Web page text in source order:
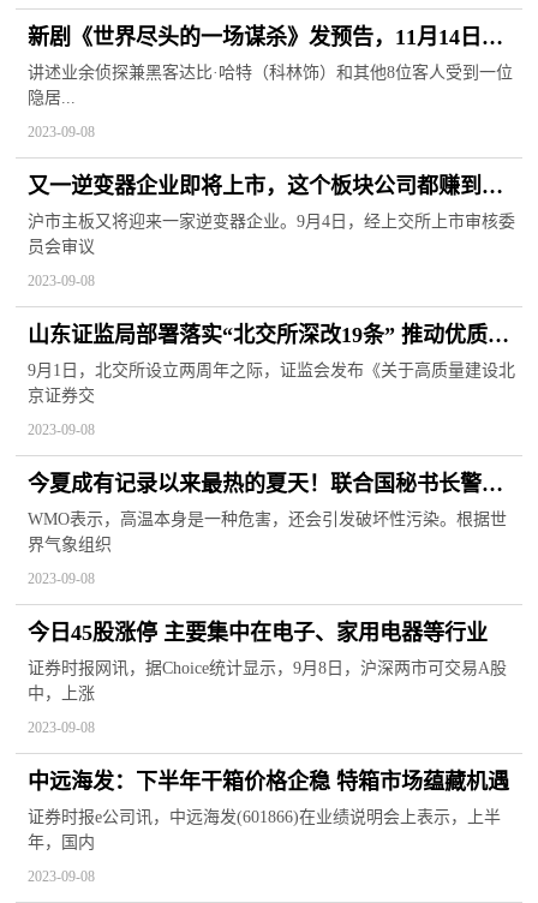
新剧《世界尽头的一场谋杀》发预告，11月14日开
播
讲述业余侦探兼黑客达比·哈特（科林饰）和其他8位客人受到一位
隐居...
2023-09-08
又一逆变器企业即将上市，这个板块公司都赚到钱
了吗？
沪市主板又将迎来一家逆变器企业。9月4日，经上交所上市审核委
员会审议
2023-09-08
山东证监局部署落实“北交所深改19条” 推动优质中
小企业加快“向北”进程
9月1日，北交所设立两周年之际，证监会发布《关于高质量建设北
京证券交
2023-09-08
今夏成有记录以来最热的夏天！联合国秘书长警
告：气候崩溃已开始
WMO表示，高温本身是一种危害，还会引发破坏性污染。根据世
界气象组织
2023-09-08
今日45股涨停 主要集中在电子、家用电器等行业
证券时报网讯，据Choice统计显示，9月8日，沪深两市可交易A股
中，上涨
2023-09-08
中远海发：下半年干箱价格企稳 特箱市场蕴藏机遇
证券时报e公司讯，中远海发(601866)在业绩说明会上表示，上半
年，国内
2023-09-08